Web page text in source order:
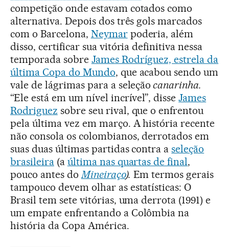
competição onde estavam cotados como
alternativa. Depois dos três gols marcados
com o Barcelona, Neymarpoderia, além
disso, certificar sua vitória definitiva nessa
temporada sobre James Rodríguez, estrela da
última Copa do Mundo, que acabou sendo um
vale de lágrimas para a seleção canarinha.
“Ele está em um nível incrível”, disseJames
Rodriguez sobre seu rival, que o enfrentou
pela última vez em março. A história recente
não consola os colombianos, derrotados em
suas duas últimas partidas contra aseleção
brasileira(a última nas quartas de final,
pouco antes doMineiraço). Em termos gerais
tampouco devem olhar as estatísticas: O
Brasil tem sete vitórias, uma derrota (1991) e
um empate enfrentando a Colômbia na
história da Copa América.